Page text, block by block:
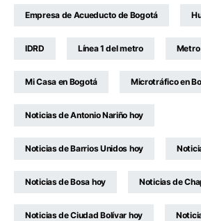
Empresa de Acueducto de Bogotá
IDRD Línea 1 del metro
Mi Casa en Bogotá Microtráfico en
Noticias de Antonio Nariño hoy
Noticias de Barrios Unidos hoy
Noticias de Bosa hoy Noticias de
Noticias de Ciudad Bolívar hoy